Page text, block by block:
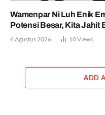
Wamenpar Ni Luh Enik
Potensi Besar, Kita Jahit
6 Agustus 2026 10Views
ADD